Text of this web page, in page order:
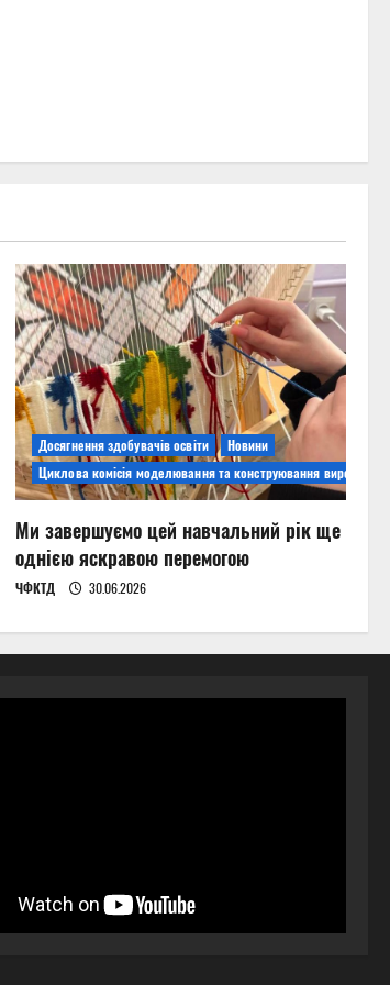
Досягнення здобувачів освіти
Новини
Циклова комісія моделювання та конструювання виробів
Ми завершуємо цей навчальний рік ще
однією яскравою перемогою
ЧФКТД 30.06.2026